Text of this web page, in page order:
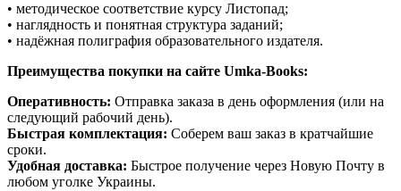
• методическое соответствие курсу Листопад;
• наглядность и понятная структура заданий;
• надёжная полиграфия образовательного издателя.
Преимущества покупки на сайте Umka-Books:
Оперативность: Отправка заказа в день оформления (или на
следующий рабочий день).
Быстрая комплектация: Соберем ваш заказ в кратчайшие
сроки.
Удобная доставка: Быстрое получение через Новую Почту в
любом уголке Украины.